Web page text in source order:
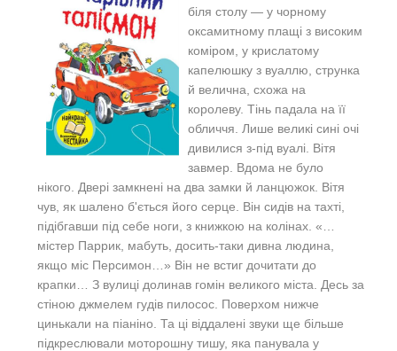
біля столу — у чорному
оксамитному плащі з високим
коміром, у крислатому
капелюшку з вуаллю, струнка
й велична, схожа на
королеву. Тінь падала на її
обличчя. Лише великі сині очі
дивилися з-під вуалі. Вітя
завмер. Вдома не було
нікого. Двері замкнені на два замки й ланцюжок. Вітя
чув, як шалено б'ється його серце. Він сидів на тахті,
підібгавши під себе ноги, з книжкою на колінах. «…
містер Паррик, мабуть, досить-таки дивна людина,
якщо міс Персимон…» Він не встиг дочитати до
крапки… З вулиці долинав гомін великого міста. Десь за
стіною джмелем гудів пилосос. Поверхом нижче
цинькали на піаніно. Та ці віддалені звуки ще більше
підкреслювали моторошну тишу, яка панувала у